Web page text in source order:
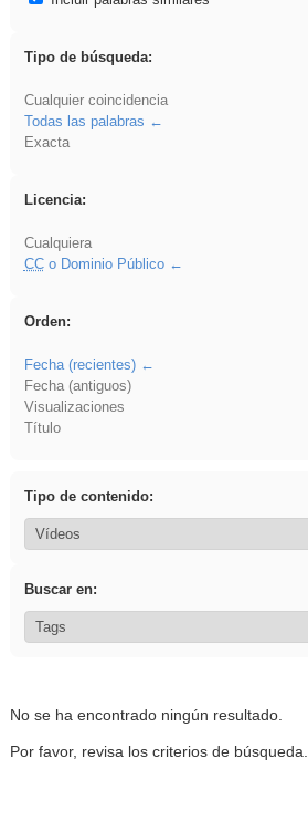
Tipo de búsqueda:
Cualquier coincidencia
Todas las palabras
Exacta
Licencia:
Cualquiera
CCo Dominio Público
Orden:
Fecha (recientes)
Fecha (antiguos)
Visualizaciones
Título
Tipo de contenido:
Buscar en:
No se ha encontrado ningún resultado.
Por favor, revisa los criterios de búsqueda.